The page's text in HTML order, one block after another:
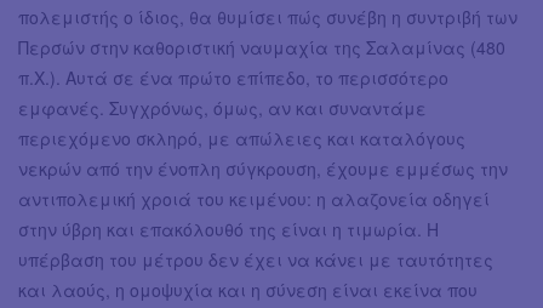
πολεμιστής ο ίδιος, θα θυμίσει πώς συνέβη η συντριβή των
Περσών στην καθοριστική ναυμαχία της Σαλαμίνας (480
π.Χ.). Αυτά σε ένα πρώτο επίπεδο, το περισσότερο
εμφανές. Συγχρόνως, όμως, αν και συναντάμε
περιεχόμενο σκληρό, με απώλειες και καταλόγους
νεκρών από την ένοπλη σύγκρουση, έχουμε εμμέσως την
αντιπολεμική χροιά του κειμένου: η αλαζονεία οδηγεί
στην ύβρη και επακόλουθό της είναι η τιμωρία. Η
υπέρβαση του μέτρου δεν έχει να κάνει με ταυτότητες
και λαούς, η ομοψυχία και η σύνεση είναι εκείνα που